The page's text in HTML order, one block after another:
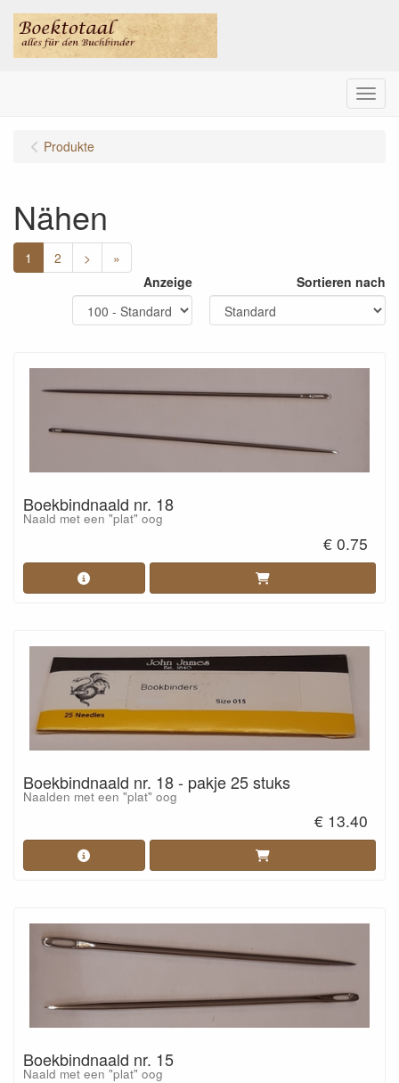
Menu
Produkte
Nähen
1 2 >
»
Anzeige
Sortieren nach
Boekbindnaald nr. 18
Naald met een "plat" oog
€ 0.75
Boekbindnaald nr. 18 - pakje 25 stuks
Naalden met een "plat" oog
€ 13.40
Boekbindnaald nr. 15
Naald met een "plat" oog